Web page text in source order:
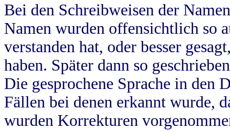
Bei den Schreibweisen der
Namen wurden offensichtlich so
verstanden hat, oder besser
haben. Später dann so
Die gesprochene Sprache in
Fällen bei denen erkannt wurde,
wurden Korrekturen